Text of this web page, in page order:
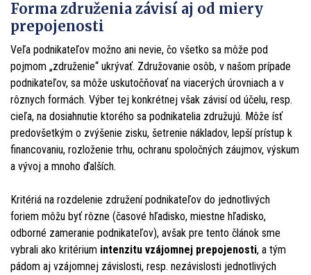
Forma združenia závisí aj od miery
prepojenosti
Veľa podnikateľov možno ani nevie, čo všetko sa môže pod
pojmom „združenie“ ukrývať. Združovanie osôb, v našom prípade
podnikateľov, sa môže uskutočňovať na viacerých úrovniach a v
rôznych formách. Výber tej konkrétnej však závisí od účelu, resp.
cieľa, na dosiahnutie ktorého sa podnikatelia združujú. Môže ísť
predovšetkým o zvýšenie zisku, šetrenie nákladov, lepší prístup k
financovaniu, rozloženie trhu, ochranu spoločných záujmov, výskum
a vývoj a mnoho ďalších.
Kritériá na rozdelenie združení podnikateľov do jednotlivých
foriem môžu byť rôzne (časové hľadisko, miestne hľadisko,
odborné zameranie podnikateľov), avšak pre tento článok sme
vybrali ako kritérium intenzitu vzájomnej prepojenosti, a tým
pádom aj vzájomnej závislosti, resp. nezávislosti jednotlivých